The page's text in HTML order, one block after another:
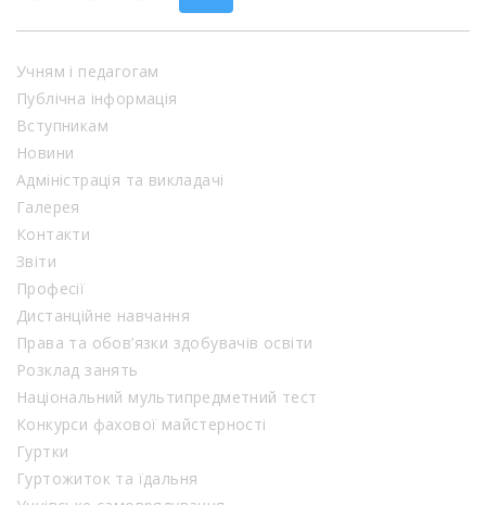
Учням і педагогам
Публічна інформація
Вступникам
Новини
Адміністрація та викладачі
Галерея
Контакти
Звіти
Професії
Дистанційне навчання
Права та обов’язки здобувачів освіти
Розклад занять
Національний мультипредметний тест
Конкурси фахової майстерності
Гуртки
Гуртожиток та їдальня